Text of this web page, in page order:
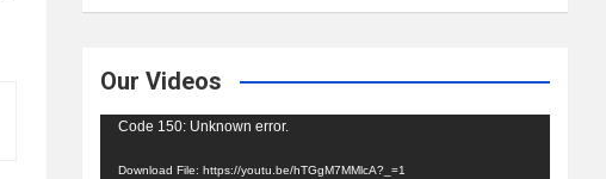
Our Videos
Video
Code 150: Unknown error.
Download File: https://youtu.be/hTGgM7MMlcA?_=1